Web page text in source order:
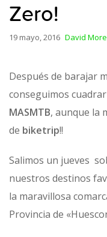
Zero!
19 mayo, 2016 David
Después de barajar
conseguimos
MASMTB, aunque la
de biketrip!!
Salimos un jueves
nuestros destinos
la maravillosa
Provincia de